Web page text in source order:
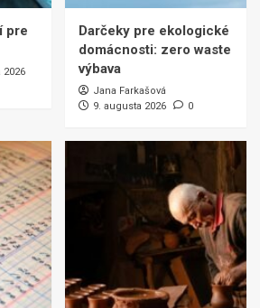
pre
2026
Darčeky pre ekologické
domácnosti: zero waste
výbava
Jana Farkašová
9. augusta 2026
0